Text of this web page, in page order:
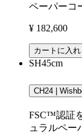
ペーパーコ
¥ 182,600
カートに入れ
SH45cm
CH24 |
FSC™認証
ュラルペー